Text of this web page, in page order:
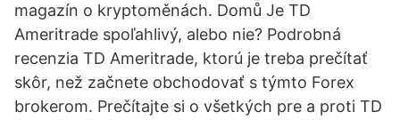
magazín o kryptoměnách. Domů Je TD
Ameritrade spoľahlivý, alebo nie? Podrobná
recenzia TD Ameritrade, ktorú je treba prečítať
skôr, než začnete obchodovať s týmto Forex
brokerom. Prečítajte si o všetkých pre a proti TD